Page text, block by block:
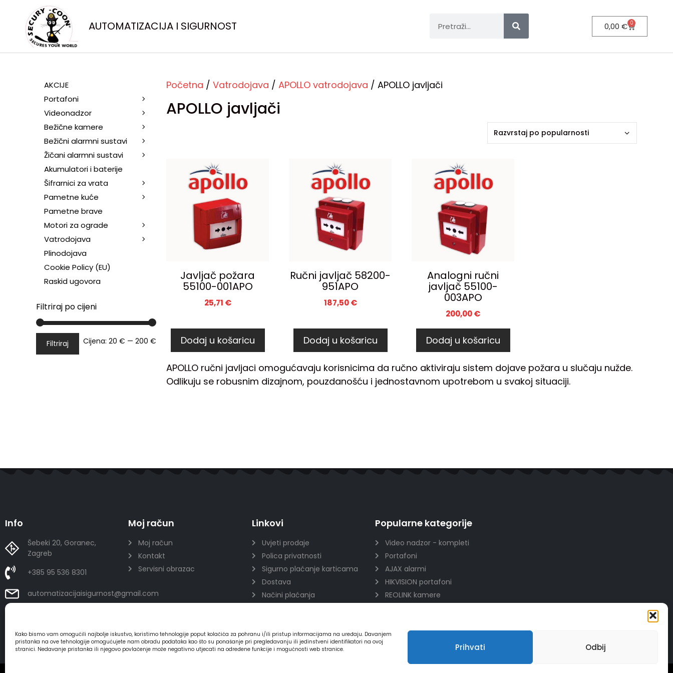
Kako bismo vam omogućili najbolje iskustvo, koristimo tehnologije poput kolačića za pohranu i/ili pristup informacijama na uređaju. Davanjem
pristanka na ove tehnologije omogućujete nam obradu podataka kao što su ponašanje pri pregledavanju ili jedinstveni identifikatori na ovoj
stranici. Nedavanje pristanka ili njegovo povlačenje može negativno utjecati na određene funkcije i mogućnosti web stranice.
Prihvati Odbij
AUTOMATIZACIJA I SIGURNOST 0,00€ 0
Početna / Vatrodojava / APOLLO vatrodojava / APOLLO javljači
APOLLO javljači
Javljač požara
55100-001APO
25,71 €
Dodaj u košaricu
Ručni javljač 58200-
951APO
187,50€
Dodaj u košaricu
Analogni ručni
javljač 55100-
003APO
200,00€
Dodaj u košaricu
APOLLO ručni javljaci omogućavaju korisnicima da ručno aktiviraju sistem dojave požara u slučaju nužde.
Odlikuju se robusnim dizajnom, pouzdanošću i jednostavnom upotrebom u svakoj situaciji.
AKCIJE
Portafoni
Videonadzor
Bežične kamere
Bežični alarmni sustavi
Žičani alarmni sustavi
Akumulatori i baterije
Šifrarnici za vrata
Pametne kuće
Pametne brave
Motori za ograde
Vatrodojava
Plinodojava
Cookie Policy (EU)
Raskid ugovora
Filtriraj po cijeni
Filtriraj Cijena: 20 € — 200 €
Info
Šebeki 20, Goranec,
Zagreb
+385 95 536 8301
automatizacijaisigurnost@gmail.com
Moj račun
Moj račun
Kontakt
Servisni obrazac
Linkovi
Uvjeti prodaje
Polica privatnosti
Sigurno plaćanje karticama
Dostava
Načini plaćanja
Popularne kategorije
Video nadzor - kompleti
Portafoni
AJAX alarmi
HIKVISION portafoni
REOLINK kamere